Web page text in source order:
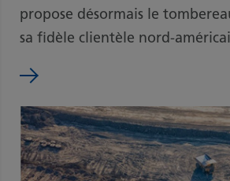
propose désormais le
sa fidèle clientèle nord-